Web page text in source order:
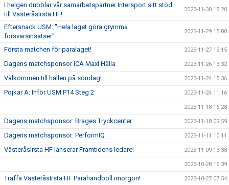
I helgen dubblar vår samarbetspartner Intersport sitt stöd
till VästeråsIrsta HF!
2023-11-30 15:20
Eftersnack USM: "Hela laget göra grymma
försvarsinsatser"
2023-11-29 15:00
Första matchen för paralaget! 2023-11-27 13:15
Dagens matchsponsor ICA Maxi Hälla 2023-11-26 13:32
Välkommen till hallen på söndag! 2023-11-24 15:36
Pojkar A: Inför USM P14 Steg 2 2023-11-24 11:16
2023-11-18 16:28
Dagens matchsponsor: Brages Tryckcenter 2023-11-18 09:59
Dagens matchsponsor: PerformIQ 2023-11-11 10:11
VästeråsIrsta HF lanserar Framtidens ledare! 2023-11-09 13:38
2023-10-28 16:39
Träffa VästeråsIrsta HF Parahandboll imorgon! 2023-10-27 07:54